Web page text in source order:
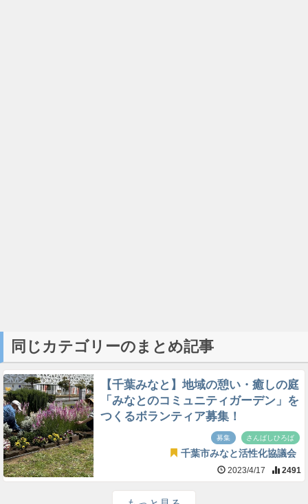
同じカテゴリーのまとめ記事
【千葉みなと】地域の憩い・癒しの庭
「みなとのコミュニティガーデン」を
つくるボランティア募集！
募集 さんばしひろば
千葉市みなと活性化協議会
2023/4/17 2491